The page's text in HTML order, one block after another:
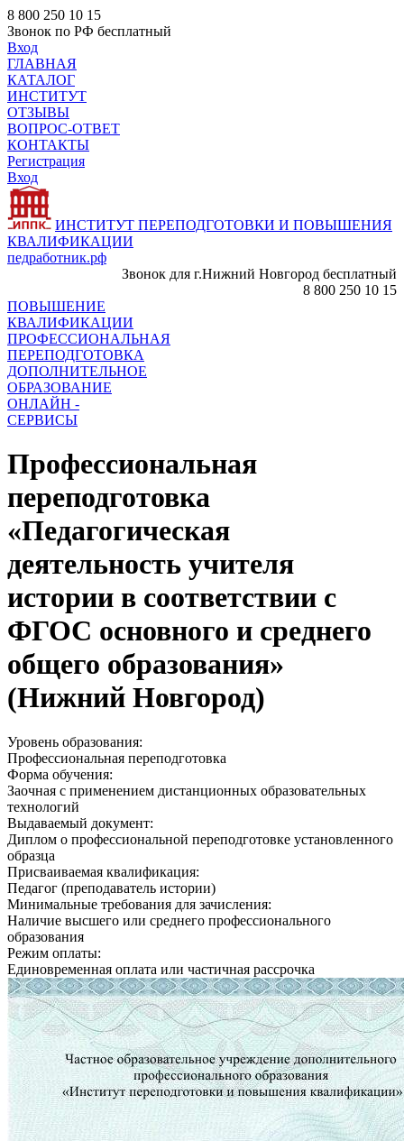
8 800 250 10 15
Звонок по РФ бесплатный
Вход
ГЛАВНАЯ
КАТАЛОГ
ИНСТИТУТ
ОТЗЫВЫ
ВОПРОС-ОТВЕТ
КОНТАКТЫ
Регистрация
Вход
ИНСТИТУТ ПЕРЕПОДГОТОВКИ И ПОВЫШЕНИЯ
КВАЛИФИКАЦИИ
педработник.рф
Звонок для г.Нижний Новгород бесплатный
8 800 250 10 15
ПОВЫШЕНИЕ
КВАЛИФИКАЦИИ
ПРОФЕССИОНАЛЬНАЯ
ПЕРЕПОДГОТОВКА
ДОПОЛНИТЕЛЬНОЕ
ОБРАЗОВАНИЕ
ОНЛАЙН -
СЕРВИСЫ
Профессиональная
переподготовка
«Педагогическая
деятельность учителя
истории в соответствии с
ФГОС основного и среднего
общего образования»
(Нижний Новгород)
Уровень образования:
Профессиональная переподготовка
Форма обучения:
Заочная с применением дистанционных образовательных
технологий
Выдаваемый документ:
Диплом о профессиональной переподготовке установленного
образца
Присваиваемая квалификация:
Педагог (преподаватель истории)
Минимальные требования для зачисления:
Наличие высшего или среднего профессионального
образования
Режим оплаты:
Единовременная оплата или частичная рассрочка